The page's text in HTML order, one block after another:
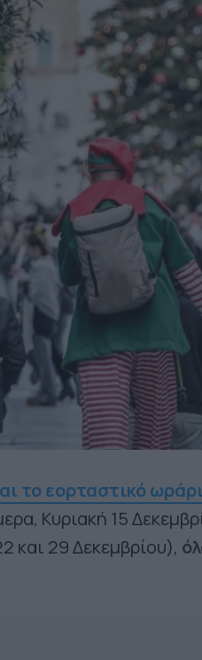
το εορταστικό
Κυριακή 15
και 29 Δεκεμβρίου),